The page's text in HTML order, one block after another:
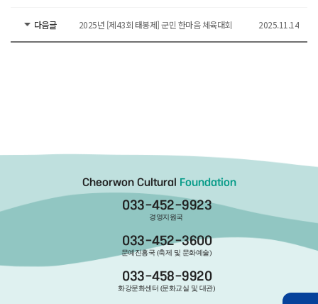
다음글 2025년 [제43회 태봉제] 군민 한마음 체육대회 2025.11.14
Cheorwon Cultural Foundation
033-452-9923
경영지원국
033-452-3600
문예진흥국 (축제 및 문화예술)
033-458-9920
화강문화센터 (문화교실 및 대관)